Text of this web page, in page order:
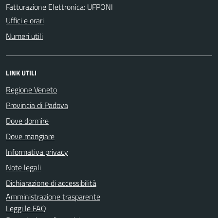
Fatturazione Elettronica: UFPONI
Uffici e orari
Numeri utili
LINK UTILI
Regione Veneto
Provincia di Padova
Dove dormire
Dove mangiare
Informativa privacy
Note legali
Dichiarazione di accessibilità
Amministrazione trasparente
Leggi le FAQ